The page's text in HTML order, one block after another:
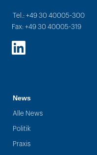
Tel.: +49 30 40005-300
Fax: +49 30 40005-319
LinkedIn
News
Alle News
Politik
Praxis